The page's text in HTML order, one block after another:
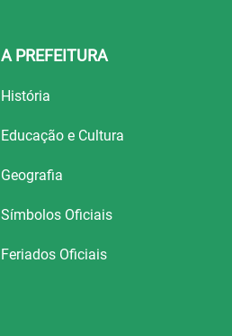
A PREFEITURA
História
Educação e Cultura
Geografia
Símbolos Oficiais
Feriados Oficiais